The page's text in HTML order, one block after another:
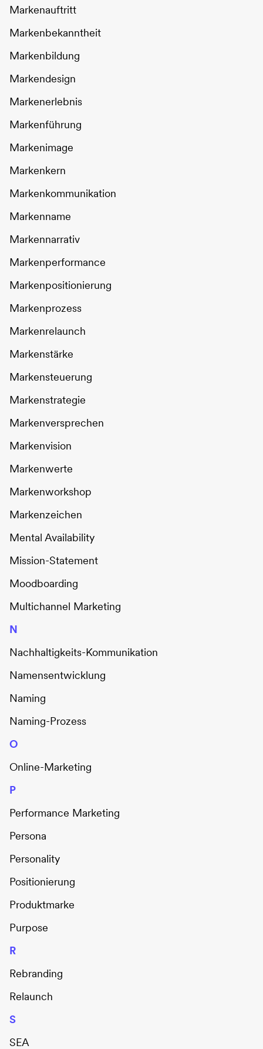
Markenauftritt
Markenbekanntheit
Markenbildung
Markendesign
Markenerlebnis
Markenführung
Markenimage
Markenkern
Markenkommunikation
Markenname
Markennarrativ
Markenperformance
Markenpositionierung
Markenprozess
Markenrelaunch
Markenstärke
Markensteuerung
Markenstrategie
Markenversprechen
Markenvision
Markenwerte
Markenworkshop
Markenzeichen
Mental Availability
Mission-Statement
Moodboarding
Multichannel Marketing
N
Nachhaltigkeits-Kommunikation
Namensentwicklung
Naming
Naming-Prozess
O
Online-Marketing
P
Performance Marketing
Persona
Personality
Positionierung
Produktmarke
Purpose
R
Rebranding
Relaunch
S
SEA